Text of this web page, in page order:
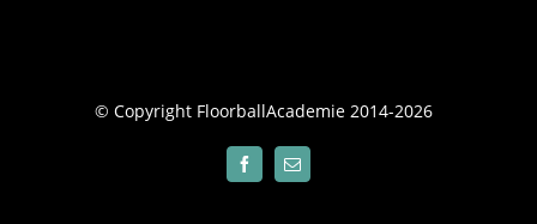
© Copyright FloorballAcademie 2014-2026
Facebook
E-
mail